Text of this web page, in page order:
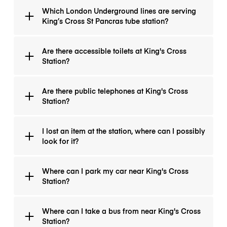
The opening hours are: Monday – Friday: 05:00 –
01:36, Saturday: 05:00 – 01:11, Sunday: 05:30 – 01:36.
Which London Underground lines are serving
King’s Cross St Pancras tube station?
The lines serving King's Cross St. Pancras tube
station are Circle, Hammersmith & City, Metropolitan,
Are there accessible toilets at King's Cross
Station?
There are women, men, accessible and baby care
toilets which can be found by the entrance to
Are there public telephones at King's Cross
Station?
There are three public telephones, they are located
opposite Starbucks.
I lost an item at the station, where can I possibly
look for it?
Items handed in at the station are kept in the left
luggage Kings Cross office.
Where can I park my car near King's Cross
Station?
The nearest car park is at St Pancras which is
opposite King’s Cross
Where can I take a bus from near King's Cross
Station?